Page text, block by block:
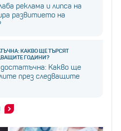
реклама и липса на
развитието на
КАКВО ЩЕ ТЪРСЯТ
ГОДИНИ?
Какво ще
през следващите